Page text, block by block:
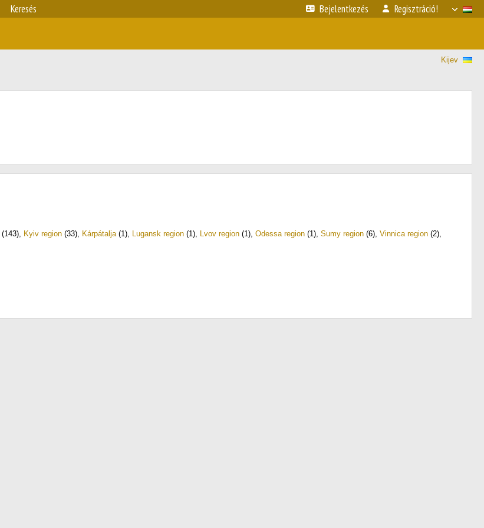
Keresés Bejelentkezés Regisztráció!
Kijev
(143), Kyiv region (33), Kárpátalja(1), Lugansk region (1), Lvov region (1), Odessa region (1), Sumy region (6), Vinnica region (2),